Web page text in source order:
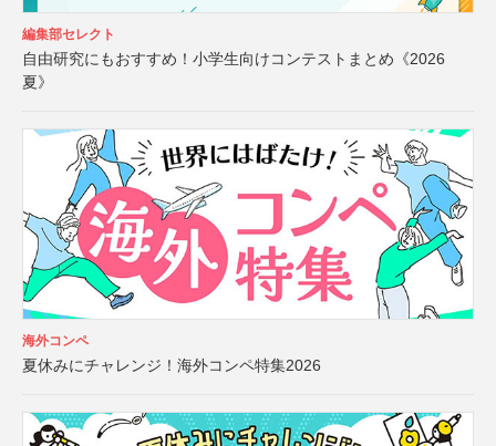
編集部セレクト
自由研究にもおすすめ！小学生向けコンテストまとめ《2026
夏》
海外コンペ
夏休みにチャレンジ！海外コンペ特集2026